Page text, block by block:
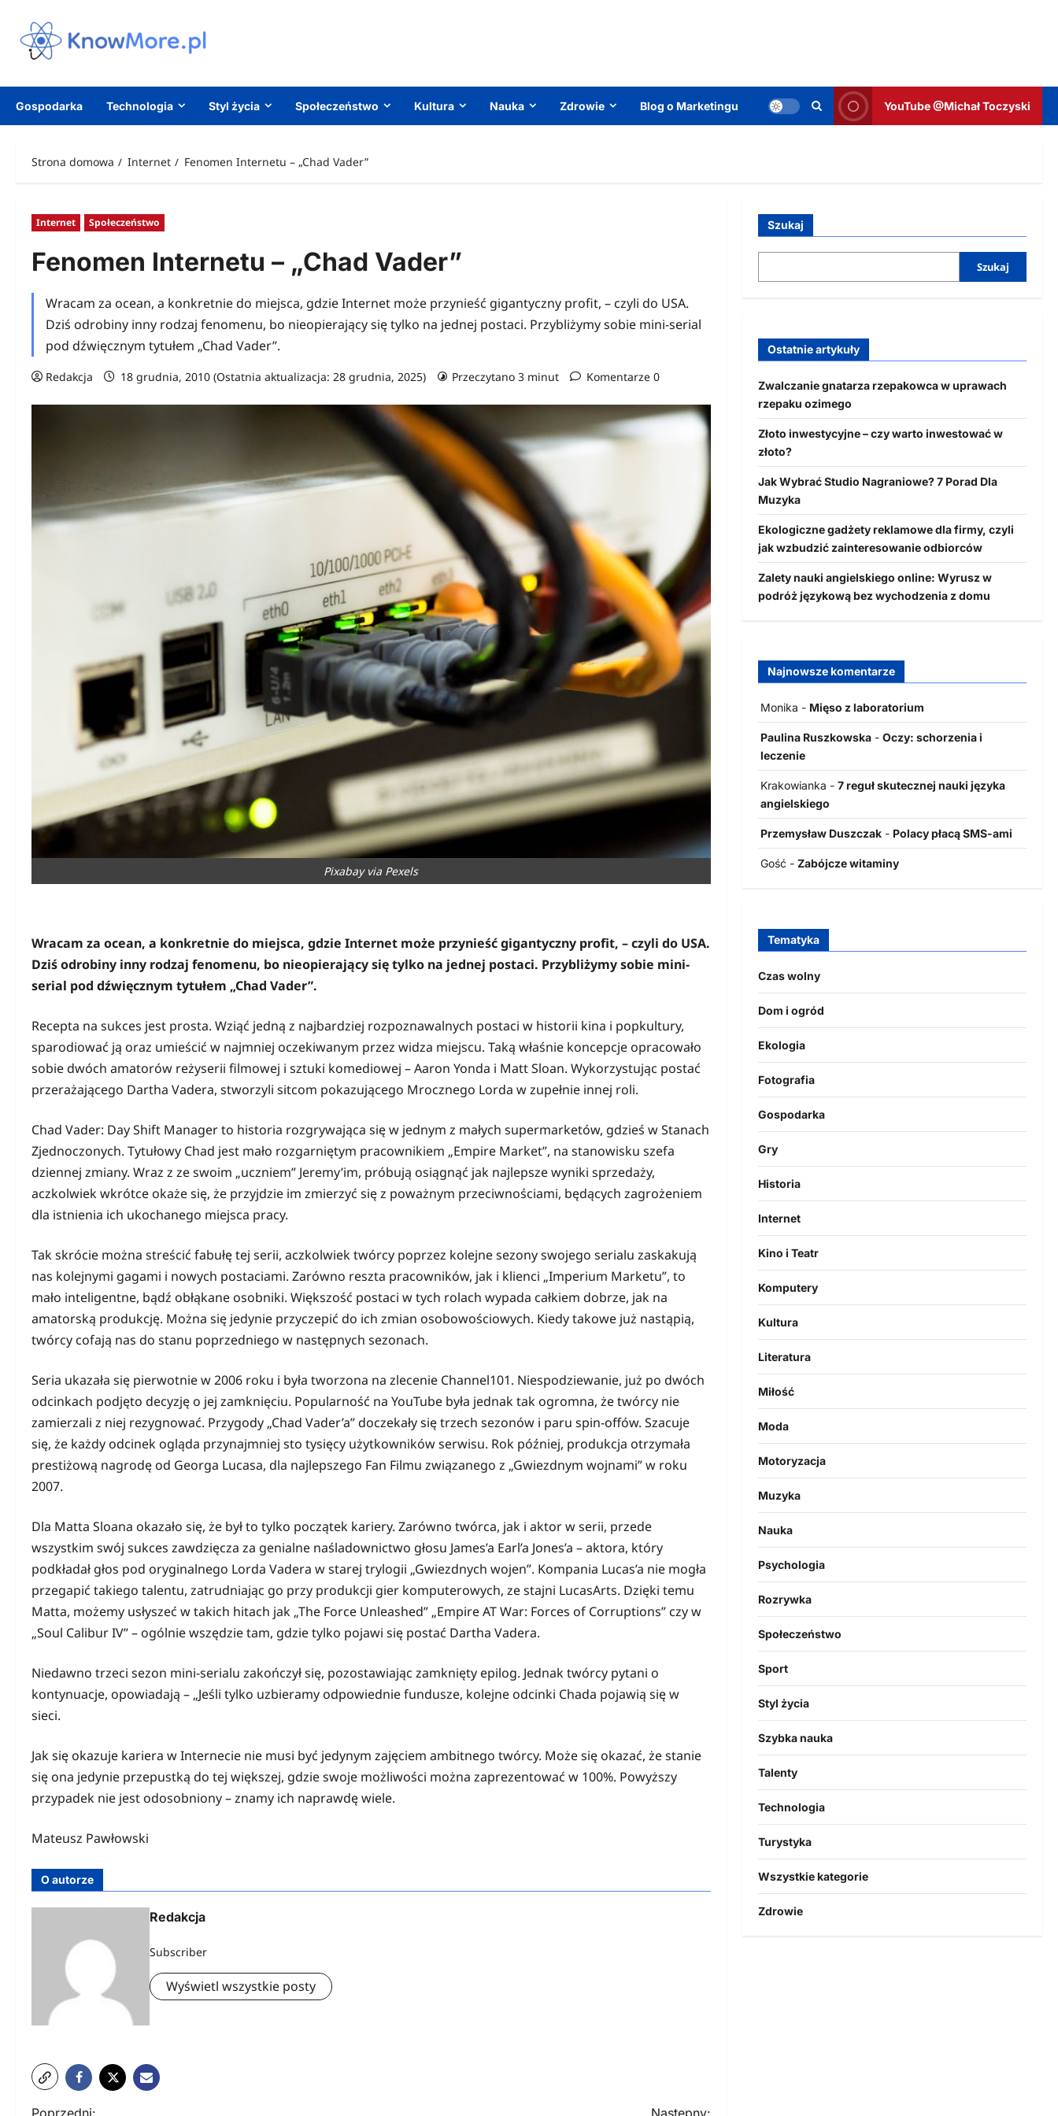
treści
Gospodarka Technologia Styl życia Społeczeństwo Kultura Nauka Zdrowie Blog o Marketingu YouTube @Michał Toczyski
Strona domowa Internet Fenomen Internetu – „Chad Vader”
Internet Społeczeństwo
Fenomen Internetu – „Chad Vader”
Wracam za ocean, a konkretnie do miejsca, gdzie Internet może przynieść gigantyczny profit, – czyli do USA.
Dziś odrobiny inny rodzaj fenomenu, bo nieopierający się tylko na jednej postaci. Przybliżymy sobie mini-serial
pod dźwięcznym tytułem „Chad Vader”.
Redakcja 18 grudnia, 2010 (Ostatnia aktualizacja: 28 grudnia, 2025) Przeczytano 3 minut Komentarze 0
Pixabay via Pexels
Wracam za ocean, a konkretnie do miejsca, gdzie Internet może przynieść gigantyczny profit, – czyli do USA.
Dziś odrobiny inny rodzaj fenomenu, bo nieopierający się tylko na jednej postaci. Przybliżymy sobie mini-
serial pod dźwięcznym tytułem „Chad Vader”.
Recepta na sukces jest prosta. Wziąć jedną z najbardziej rozpoznawalnych postaci w historii kina i popkultury,
sparodiować ją oraz umieścić w najmniej oczekiwanym przez widza miejscu. Taką właśnie koncepcje opracowało
sobie dwóch amatorów reżyserii filmowej i sztuki komediowej – Aaron Yonda i Matt Sloan. Wykorzystując postać
przerażającego Dartha Vadera, stworzyli sitcom pokazującego Mrocznego Lorda w zupełnie innej roli.
Chad Vader: Day Shift Manager to historia rozgrywająca się w jednym z małych supermarketów, gdzieś w Stanach
Zjednoczonych. Tytułowy Chad jest mało rozgarniętym pracownikiem „Empire Market”, na stanowisku szefa
dziennej zmiany. Wraz z ze swoim „uczniem” Jeremy’im, próbują osiągnąć jak najlepsze wyniki sprzedaży,
aczkolwiek wkrótce okaże się, że przyjdzie im zmierzyć się z poważnym przeciwnościami, będących zagrożeniem
dla istnienia ich ukochanego miejsca pracy.
Tak skrócie można streścić fabułę tej serii, aczkolwiek twórcy poprzez kolejne sezony swojego serialu zaskakują
nas kolejnymi gagami i nowych postaciami. Zarówno reszta pracowników, jak i klienci „Imperium Marketu”, to
mało inteligentne, bądź obłąkane osobniki. Większość postaci w tych rolach wypada całkiem dobrze, jak na
amatorską produkcję. Można się jedynie przyczepić do ich zmian osobowościowych. Kiedy takowe już nastąpią,
twórcy cofają nas do stanu poprzedniego w następnych sezonach.
Seria ukazała się pierwotnie w 2006 roku i była tworzona na zlecenie Channel101. Niespodziewanie, już po dwóch
odcinkach podjęto decyzję o jej zamknięciu. Popularność na YouTube była jednak tak ogromna, że twórcy nie
zamierzali z niej rezygnować. Przygody „Chad Vader’a” doczekały się trzech sezonów i paru spin-offów. Szacuje
się, że każdy odcinek ogląda przynajmniej sto tysięcy użytkowników serwisu. Rok później, produkcja otrzymała
prestiżową nagrodę od Georga Lucasa, dla najlepszego Fan Filmu związanego z „Gwiezdnym wojnami” w roku
2007.
Dla Matta Sloana okazało się, że był to tylko początek kariery. Zarówno twórca, jak i aktor w serii, przede
wszystkim swój sukces zawdzięcza za genialne naśladownictwo głosu James’a Earl’a Jones’a – aktora, który
podkładał głos pod oryginalnego Lorda Vadera w starej trylogii „Gwiezdnych wojen”. Kompania Lucas’a nie mogła
przegapić takiego talentu, zatrudniając go przy produkcji gier komputerowych, ze stajni LucasArts. Dzięki temu
Matta, możemy usłyszeć w takich hitach jak „The Force Unleashed” „Empire AT War: Forces of Corruptions” czy w
„Soul Calibur IV” – ogólnie wszędzie tam, gdzie tylko pojawi się postać Dartha Vadera.
Niedawno trzeci sezon mini-serialu zakończył się, pozostawiając zamknięty epilog. Jednak twórcy pytani o
kontynuacje, opowiadają – „Jeśli tylko uzbieramy odpowiednie fundusze, kolejne odcinki Chada pojawią się w
sieci.
Jak się okazuje kariera w Internecie nie musi być jedynym zajęciem ambitnego twórcy. Może się okazać, że stanie
się ona jedynie przepustką do tej większej, gdzie swoje możliwości można zaprezentować w 100%. Powyższy
przypadek nie jest odosobniony – znamy ich naprawdę wiele.
Mateusz Pawłowski
O autorze
Redakcja
Subscriber
Wyświetl wszystkie posty
Poprzedni: Następny:
Szukaj
Szukaj
Ostatnie artykuły
Zwalczanie gnatarza rzepakowca w uprawach
rzepaku ozimego
Złoto inwestycyjne – czy warto inwestować w
złoto?
Jak Wybrać Studio Nagraniowe? 7 Porad Dla
Muzyka
Ekologiczne gadżety reklamowe dla firmy, czyli
jak wzbudzić zainteresowanie odbiorców
Zalety nauki angielskiego online: Wyrusz w
podróż językową bez wychodzenia z domu
Najnowsze komentarze
Monika - Mięso z laboratorium
Paulina Ruszkowska- Oczy: schorzenia i
leczenie
Krakowianka - 7 reguł skutecznej nauki języka
angielskiego
Przemysław Duszczak- Polacy płacą SMS-ami
Gość - Zabójcze witaminy
Tematyka
Czas wolny
Dom i ogród
Ekologia
Fotografia
Gospodarka
Gry
Historia
Internet
Kino i Teatr
Komputery
Kultura
Literatura
Miłość
Moda
Motoryzacja
Muzyka
Nauka
Psychologia
Rozrywka
Społeczeństwo
Sport
Styl życia
Szybka nauka
Talenty
Technologia
Turystyka
Wszystkie kategorie
Zdrowie